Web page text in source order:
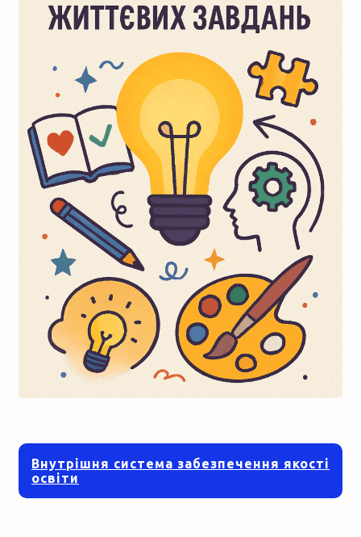
Внутрішня система забезпечення якості
освіти